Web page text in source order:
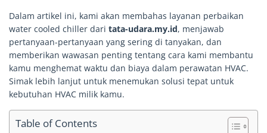
Dalam artikel ini, kami akan membahas layanan perbaikan
water cooled chiller dari tata-udara.my.id, menjawab
pertanyaan-pertanyaan yang sering di tanyakan, dan
memberikan wawasan penting tentang cara kami membantu
kamu menghemat waktu dan biaya dalam perawatan HVAC.
Simak lebih lanjut untuk menemukan solusi tepat untuk
kebutuhan HVAC milik kamu.
Table of Contents